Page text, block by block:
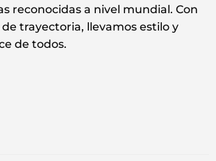
reconocidas a nivel mundial. Con
de trayectoria, llevamos estilo y
de todos.